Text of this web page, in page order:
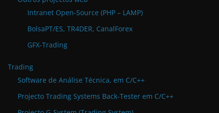
Intranet Open-Source (PHP – LAMP)
BolsaPT/ES, TR4DER, CanalForex
GFX-Trading
Trading
Software de Análise Técnica, em C/C++
Projecto Trading Systems Back-Tester em C/C++